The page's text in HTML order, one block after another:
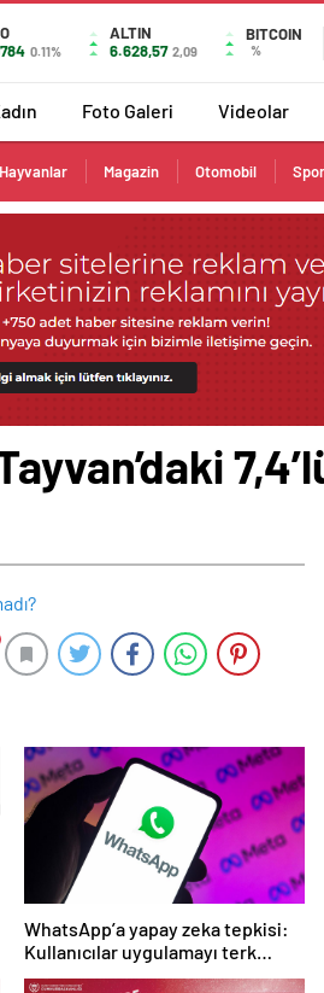
0.11%
ALTIN
6.628,57 2,09
BITCOIN
%
Foto Galeri Videolar
Hayvanlar Magazin Otomobil Spor
WhatsApp’a yapay zeka tepkisi:
Kullanıcılar uygulamayı terk
etmeye başladı